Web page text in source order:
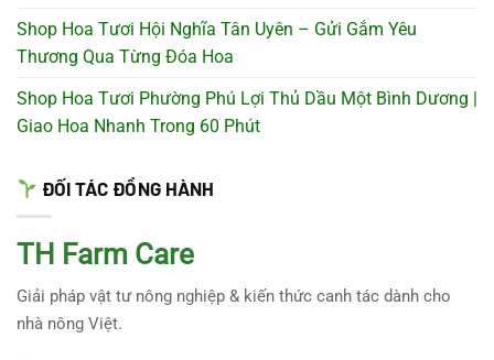
Shop Hoa Tươi Hội Nghĩa Tân Uyên – Gửi Gắm Yêu
Thương Qua Từng Đóa Hoa
Shop Hoa Tươi Phường Phú Lợi Thủ Dầu Một Bình Dương |
Giao Hoa Nhanh Trong 60 Phút
ĐỐI TÁC ĐỒNG HÀNH
TH Farm Care
Giải pháp vật tư nông nghiệp & kiến thức canh tác dành cho
nhà nông Việt.